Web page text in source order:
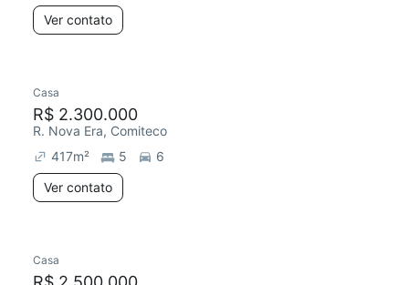
Ver contato
Casa
R$ 2.300.000
R. Nova Era, Comiteco
417m² 5
6
Ver contato
Casa